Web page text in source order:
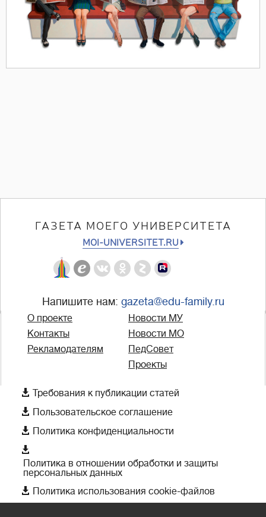
ГАЗЕТА МОЕГО УНИВЕРСИТЕТА
MOI-UNIVERSITET.RU
Напишите нам: gazeta@edu-family.ru
О проекте
Контакты
Рекламодателям
Новости МУ
Новости МО
ПедСовет
Проекты
 Требования к публикации статей
 Пользовательское соглашение
 Политика конфиденциальности

Политика в отношении обработки и защиты
персональных данных
 Политика использования cookie-файлов